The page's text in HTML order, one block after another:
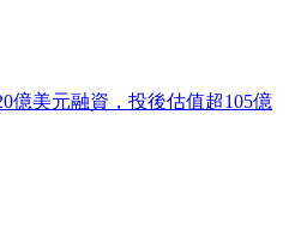
億美元融資，投後估值超105億